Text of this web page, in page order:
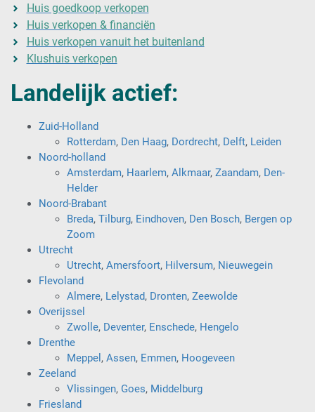
Huis goedkoop verkopen
Huis verkopen & financiën
Huis verkopen vanuit het buitenland
Klushuis verkopen
Landelijk actief:
Zuid-Holland
Rotterdam, Den Haag, Dordrecht, Delft, Leiden
Noord-holland
Amsterdam, Haarlem, Alkmaar, Zaandam, Den-
Helder
Noord-Brabant
Breda, Tilburg, Eindhoven, Den Bosch, Bergen op
Zoom
Utrecht
Utrecht, Amersfoort, Hilversum, Nieuwegein
Flevoland
Almere, Lelystad, Dronten, Zeewolde
Overijssel
Zwolle, Deventer, Enschede, Hengelo
Drenthe
Meppel , Assen, Emmen, Hoogeveen
Zeeland
Vlissingen, Goes, Middelburg
Friesland